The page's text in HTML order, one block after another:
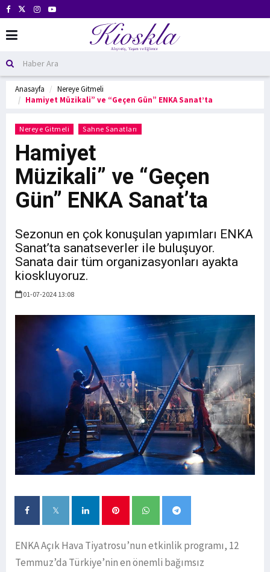
Anasayfa
Nereye Gitmeli
Hamiyet Müzikali” ve “Geçen Gün” ENKA Sanat’ta
Nereye Gitmeli Sahne Sanatları
Hamiyet
Müzikali” ve “Geçen
Gün” ENKA Sanat’ta
Sezonun en çok konuşulan yapımları ENKA
Sanat’ta sanatseverler ile buluşuyor.
Sanata dair tüm organizasyonları ayakta
kioskluyoruz.
01-07-2024 13:08
ENKA Açık Hava Tiyatrosu’nun etkinlik programı, 12
Temmuz’da Türkiye’nin en önemli bağımsız